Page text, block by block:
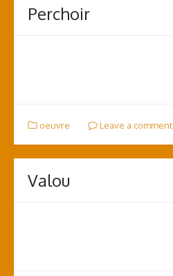
Perchoir
oeuvre Leave a comment
Valou